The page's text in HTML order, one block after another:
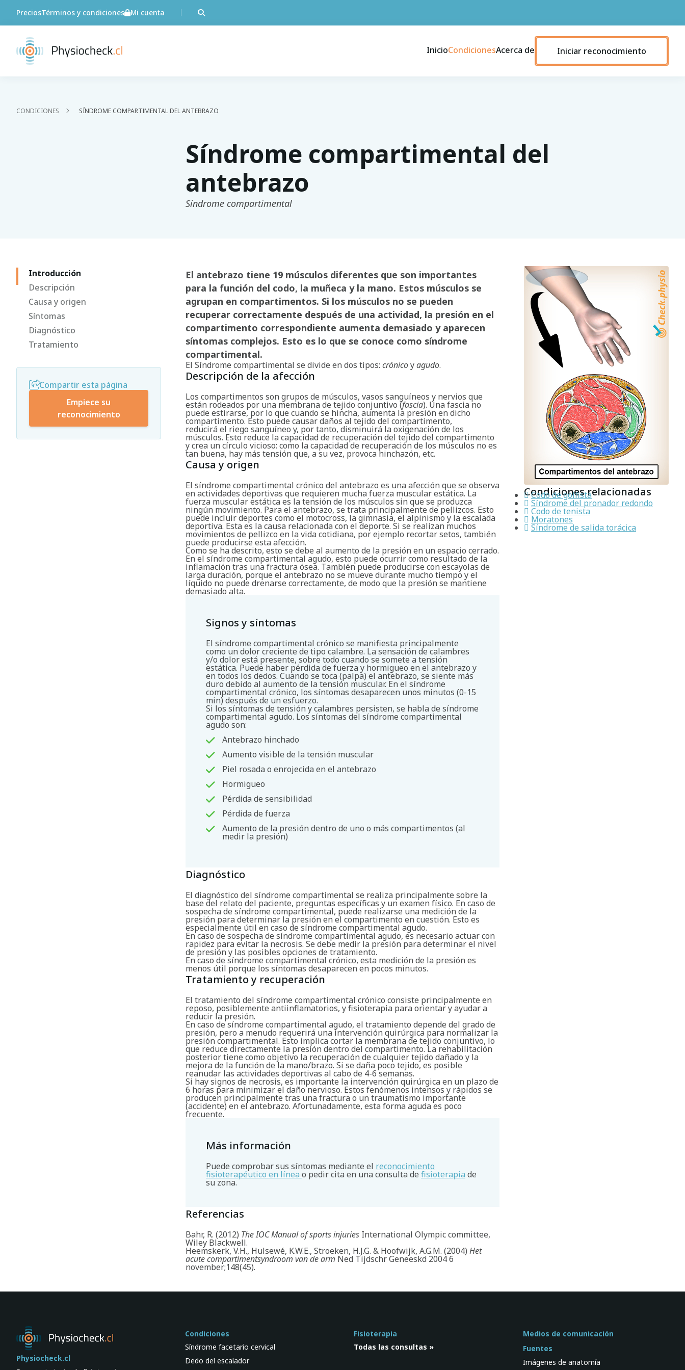
Buscar
PreciosTérminos y condiciones Mi cuenta
InicioCondicionesAcerca de Iniciar reconocimiento
CONDICIONES SÍNDROME COMPARTIMENTAL DEL ANTEBRAZO
Síndrome compartimental del
antebrazo
Síndrome compartimental
Introducción
Descripción
Causa y origen
Síntomas
Diagnóstico
Tratamiento
Compartir esta página
Empiece su
reconocimiento
El antebrazo tiene 19 músculos diferentes que son importantes
para la función del codo, la muñeca y la mano. Estos músculos se
agrupan en compartimentos. Si los músculos no se pueden
recuperar correctamente después de una actividad, la presión en el
compartimento correspondiente aumenta demasiado y aparecen
síntomas complejos. Esto es lo que se conoce como síndrome
compartimental.
El Síndrome compartimental se divide en dos tipos: crónicoyagudo.
Descripción de la afección
Los compartimentos son grupos de músculos, vasos sanguíneos y nervios que
están rodeados por una membrana de tejido conjuntivo (fascia). Una fascia no
puede estirarse, por lo que cuando se hincha, aumenta la presión en dicho
compartimento. Esto puede causar daños al tejido del compartimento,
reducirá el riego sanguíneo y, por tanto, disminuirá la oxigenación de los
músculos. Esto reduce la capacidad de recuperación del tejido del compartimento
y crea un círculo vicioso: como la capacidad de recuperación de los músculos no es
tan buena, hay más tensión que, a su vez, provoca hinchazón, etc.
Causa y origen
El síndrome compartimental crónico del antebrazo es una afección que se observa
en actividades deportivas que requieren mucha fuerza muscular estática. La
fuerza muscular estática es la tensión de los músculos sin que se produzca
ningún movimiento. Para el antebrazo, se trata principalmente de pellizcos. Esto
puede incluir deportes como el motocross, la gimnasia, el alpinismo y la escalada
deportiva. Esta es la causa relacionada con el deporte. Si se realizan muchos
movimientos de pellizco en la vida cotidiana, por ejemplo recortar setos, también
puede producirse esta afección.
Como se ha descrito, esto se debe al aumento de la presión en un espacio cerrado.
En el síndrome compartimental agudo, esto puede ocurrir como resultado de la
inflamación tras una fractura ósea. También puede producirse con escayolas de
larga duración, porque el antebrazo no se mueve durante mucho tiempo y el
líquido no puede drenarse correctamente, de modo que la presión se mantiene
demasiado alta.
Signos y síntomas
El síndrome compartimental crónico se manifiesta principalmente
como un dolor creciente de tipo calambre. La sensación de calambres
y/o dolor está presente, sobre todo cuando se somete a tensión
estática. Puede haber pérdida de fuerza y hormigueo en el antebrazo y
en todos los dedos. Cuando se toca (palpa) el antebrazo, se siente más
duro debido al aumento de la tensión muscular. En el síndrome
compartimental crónico, los síntomas desaparecen unos minutos (0-15
min) después de un esfuerzo.
Si los síntomas de tensión y calambres persisten, se habla de síndrome
compartimental agudo. Los síntomas del síndrome compartimental
agudo son:
Antebrazo hinchado
Aumento visible de la tensión muscular
Piel rosada o enrojecida en el antebrazo
Hormigueo
Pérdida de sensibilidad
Pérdida de fuerza
Aumento de la presión dentro de uno o más compartimentos (al
medir la presión)
Diagnóstico
El diagnóstico del síndrome compartimental se realiza principalmente sobre la
base del relato del paciente, preguntas específicas y un examen físico. En caso de
sospecha de síndrome compartimental, puede realizarse una medición de la
presión para determinar la presión en el compartimento en cuestión. Esto es
especialmente útil en caso de síndrome compartimental agudo.
En caso de sospecha de síndrome compartimental agudo, es necesario actuar con
rapidez para evitar la necrosis. Se debe medir la presión para determinar el nivel
de presión y las posibles opciones de tratamiento.
En caso de síndrome compartimental crónico, esta medición de la presión es
menos útil porque los síntomas desaparecen en pocos minutos.
Tratamiento y recuperación
El tratamiento del síndrome compartimental crónico consiste principalmente en
reposo, posiblemente antiinflamatorios, y fisioterapia para orientar y ayudar a
reducir la presión.
En caso de síndrome compartimental agudo, el tratamiento depende del grado de
presión, pero a menudo requerirá una intervención quirúrgica para normalizar la
presión compartimental. Esto implica cortar la membrana de tejido conjuntivo, lo
que reduce directamente la presión dentro del compartimento. La rehabilitación
posterior tiene como objetivo la recuperación de cualquier tejido dañado y la
mejora de la función de la mano/brazo. Si se daña poco tejido, es posible
reanudar las actividades deportivas al cabo de 4-6 semanas.
Si hay signos de necrosis, es importante la intervención quirúrgica en un plazo de
6 horas para minimizar el daño nervioso. Estos fenómenos intensos y rápidos se
producen principalmente tras una fractura o un traumatismo importante
(accidente) en el antebrazo. Afortunadamente, esta forma aguda es poco
frecuente.
Más información
Puede comprobar sus síntomas mediante el reconocimiento
fisioterapéutico en línea o pedir cita en una consulta de fisioterapia de
su zona.
Referencias
Bahr, R. (2012) The IOC Manual of sports injuries International Olympic committee,
Wiley Blackwell.
Heemskerk, V.H., Hulsewé, K.W.E., Stroeken, H.J.G. & Hoofwijk, A.G.M. (2004) Het
acute compartimentsyndroom van de arm Ned Tijdschr Geneeskd 2004 6
november;148(45).
Condiciones relacionadas
Codo de golfista
Síndrome del pronador redondo
Codo de tenista
Moratones
Síndrome de salida torácica
Physiocheck.cl
Condiciones
Síndrome facetario cervical
Dedo del escalador
Fisioterapia
Todas las consultas »
Medios de comunicación
Fuentes
Imágenes de anatomía